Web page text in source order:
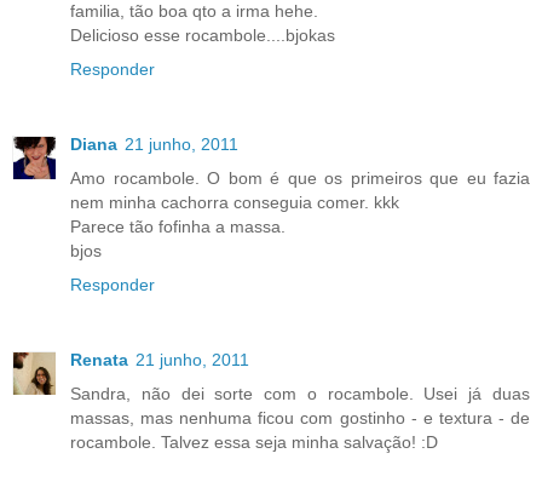
familia, tão boa qto a irma hehe.
Delicioso esse rocambole....bjokas
Responder
Diana 21 junho, 2011
Amo rocambole. O bom é que os primeiros que eu fazia
nem minha cachorra conseguia comer. kkk
Parece tão fofinha a massa.
bjos
Responder
Renata 21 junho, 2011
Sandra, não dei sorte com o rocambole. Usei já duas
massas, mas nenhuma ficou com gostinho - e textura - de
rocambole. Talvez essa seja minha salvação! :D